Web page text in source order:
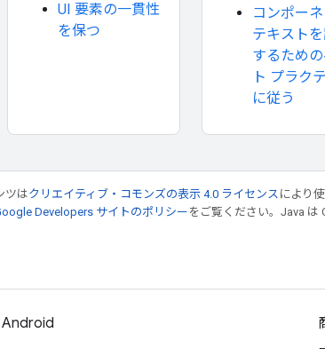
UI 要素の一貫性
を保つ
コンポー
テキスト
するため
ト プラク
に従う
ツはクリエイティブ・コモンズの表示 4.0 ライセンス により
Developers サイトのポリシーをご覧ください。Java は
Android